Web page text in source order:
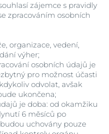
zájemce s pravidly
zpracováním osobních
organizace, vedení,
výher;
osobních údajů je
pro možnost účasti
odvolat, avšak
ukončena;
je doba: od okamžiku
6 měsíců po
uchovány pouze